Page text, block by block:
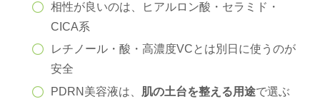
相性が良いのは、ヒアルロン酸・セラミド・
CICA系
レチノール・酸・高濃度VCとは別日に使うのが
安全
PDRN美容液は、 肌の土台を整える用途で選ぶ